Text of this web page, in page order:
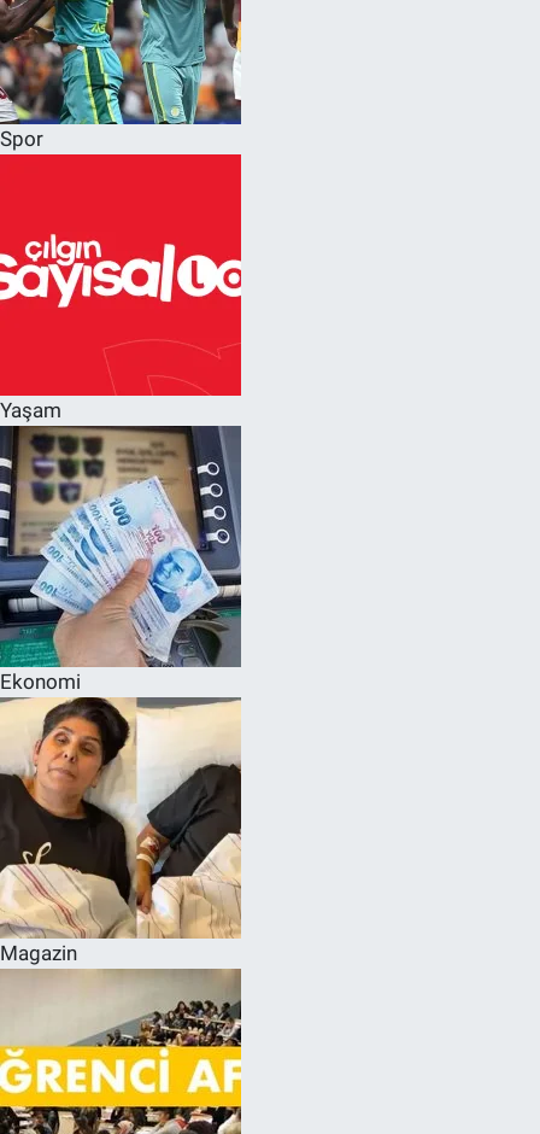
Spor
Yaşam
Ekonomi
Magazin